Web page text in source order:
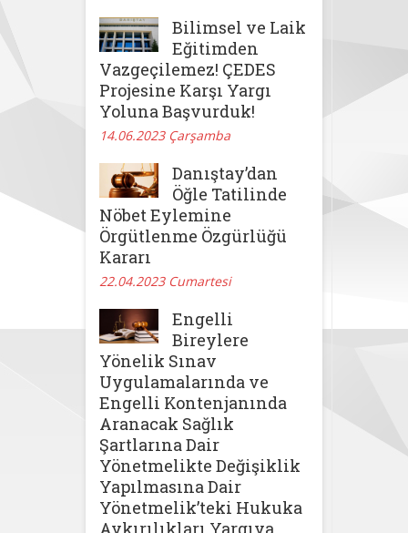
Bilimsel ve Laik
Eğitimden
Vazgeçilemez! ÇEDES
Projesine Karşı Yargı
Yoluna Başvurduk!
14.06.2023 Çarşamba
Danıştay’dan
Öğle Tatilinde
Nöbet Eylemine
Örgütlenme Özgürlüğü
Kararı
22.04.2023 Cumartesi
Engelli
Bireylere
Yönelik Sınav
Uygulamalarında ve
Engelli Kontenjanında
Aranacak Sağlık
Şartlarına Dair
Yönetmelikte Değişiklik
Yapılmasına Dair
Yönetmelik’teki Hukuka